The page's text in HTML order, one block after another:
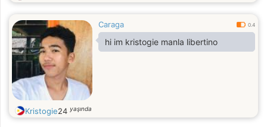
Caraga 0.4
hi im kristogie manla libertino
Kristogie24 yaşında